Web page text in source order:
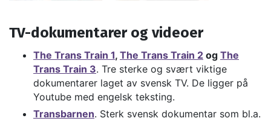
TV-dokumentarer og videoer
The Trans Train 1, The Trans Train 2 og The
Trans Train 3. Tre sterke og svært viktige
dokumentarer laget av svensk TV. De ligger på
Youtube med engelsk teksting.
Transbarnen. Sterk svensk dokumentar som bl.a.